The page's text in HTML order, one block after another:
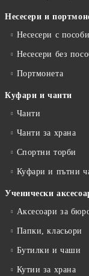
Несесери и
Несесери с
Несесери без
Портмонета
Куфари и чанти
Чанти
Чанти за храна
Спортни торби
Куфари и пътни
Ученически
Аксесоари за
Папки, класьори
Бутилки и чаши
Кутии за храна